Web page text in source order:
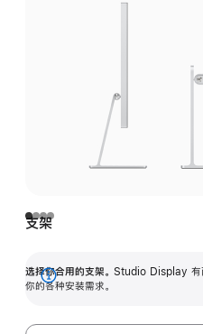
支架
选择你合用的支架。 Studio Display 有
你的各种安装需求。
展